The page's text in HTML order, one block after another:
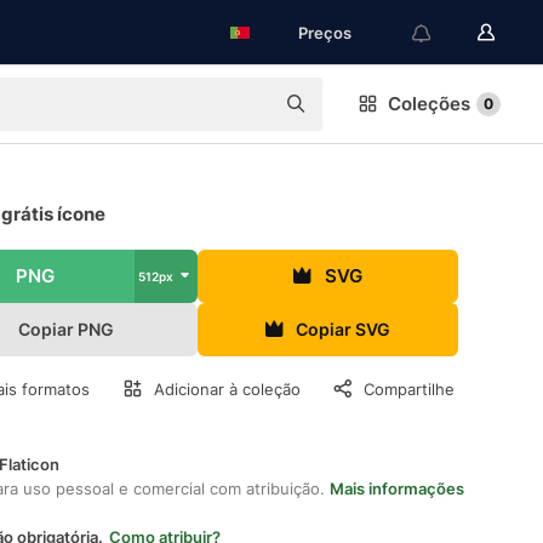
Preços
Coleções 0
ícone
PNG 512px SVG
Copiar PNG Copiar SVG
formatos Adicionar à coleção Compartilhe
uso pessoal e comercial com atribuição. Mais informações
obrigatória. Como atribuir?